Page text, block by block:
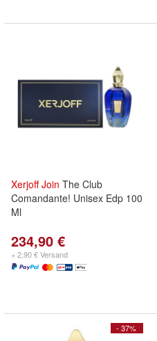
Xerjoff Join The Club
Comandante! Unisex Edp 100
Ml
234,90 €
+ 2,90 € Versand
- 37%